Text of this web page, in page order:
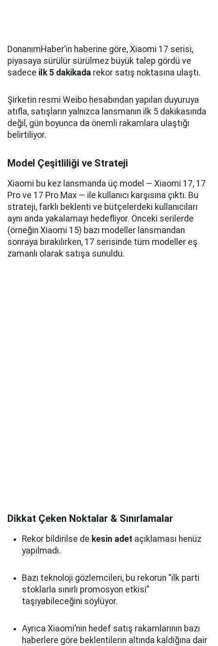
DonanımHaber’in haberine göre, Xiaomi 17 serisi,
piyasaya sürülür sürülmez büyük talep gördü ve
sadece ilk 5 dakikada rekor satış noktasına ulaştı.
Şirketin resmi Weibo hesabından yapılan duyuruya
atıfla, satışların yalnızca lansmanın ilk 5 dakikasında
değil, gün boyunca da önemli rakamlara ulaştığı
belirtiliyor.
Model Çeşitliliği ve Strateji
Xiaomi bu kez lansmanda üç model — Xiaomi 17, 17
Pro ve 17 Pro Max — ile kullanıcı karşısına çıktı. Bu
strateji, farklı beklenti ve bütçelerdeki kullanıcıları
aynı anda yakalamayı hedefliyor. Önceki serilerde
(örneğin Xiaomi 15) bazı modeller lansmandan
sonraya bırakılırken, 17 serisinde tüm modeller eş
zamanlı olarak satışa sunuldu.
Dikkat Çeken Noktalar & Sınırlamalar
Rekor bildirilse de kesin adet açıklaması henüz
yapılmadı.
Bazı teknoloji gözlemcileri, bu rekorun “ilk parti
stoklarla sınırlı promosyon etkisi”
taşıyabileceğini söylüyor.
Ayrıca Xiaomi’nin hedef satış rakamlarının bazı
haberlere göre beklentilerin altında kaldığına dair